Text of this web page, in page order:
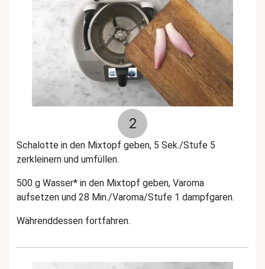
2
Schalotte in den Mixtopf geben, 5 Sek./Stufe 5
zerkleinern und umfüllen.
500 g Wasser* in den Mixtopf geben, Varoma
aufsetzen und 28 Min./Varoma/Stufe 1 dampfgaren.
Währenddessen fortfahren.